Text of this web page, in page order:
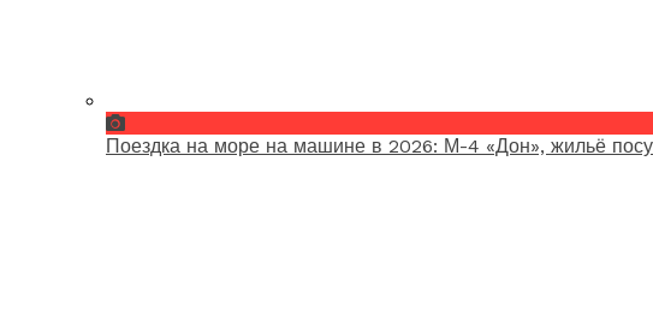
Поездка на море на машине в 2026: М-4 «Дон», жильё